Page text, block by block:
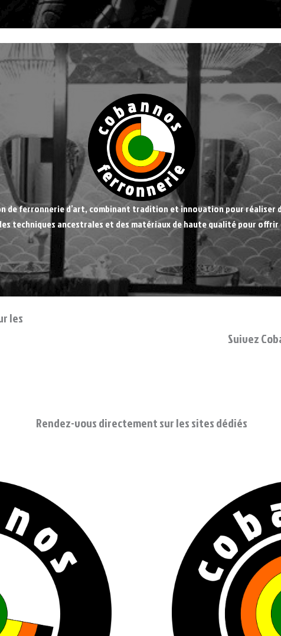
de ferronnerie d’art, combinant tradition et innovation pour réaliser
techniques ancestrales et des matériaux de haute qualité pour
les
Cobannos/
Suivez
Rendez-vous directement sur les sites dédiés